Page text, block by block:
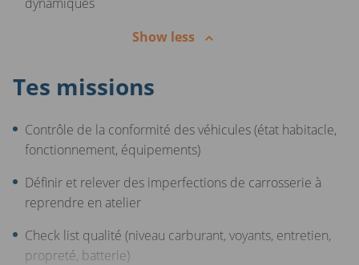
Show less
Tes missions
Contrôle de la conformité des véhicules (état habitacle,
fonctionnement, équipements)
Définir et relever des imperfections de carrosserie à
reprendre en atelier
Check list qualité (niveau carburant, voyants, entretien,
propreté, batterie)